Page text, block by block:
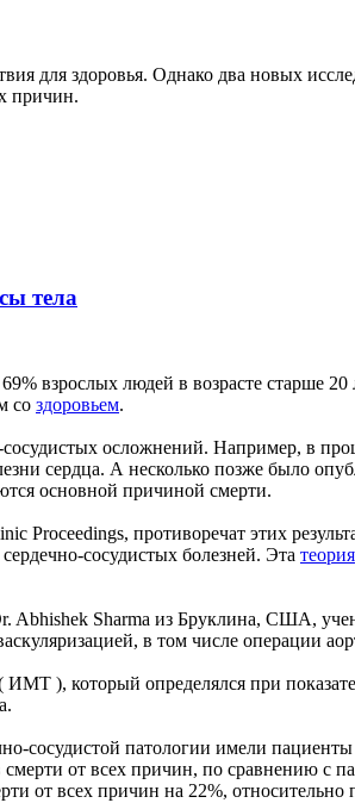
для здоровья. Однако два новых
причин.
тела
взрослых людей в возрасте старше
со здоровьем.
сосудистых осложнений. Например, в
сердца. А несколько позже было
основной причиной смерти.
Proceedings, противоречат этих
сердечно-сосудистых болезней. Эта теория
Abhishek Sharma из Бруклина, США,
в том числе операции
ИМТ ), который определялся при
сосудистой патологии имели
от всех причин, по сравнению
от всех причин на 22%,